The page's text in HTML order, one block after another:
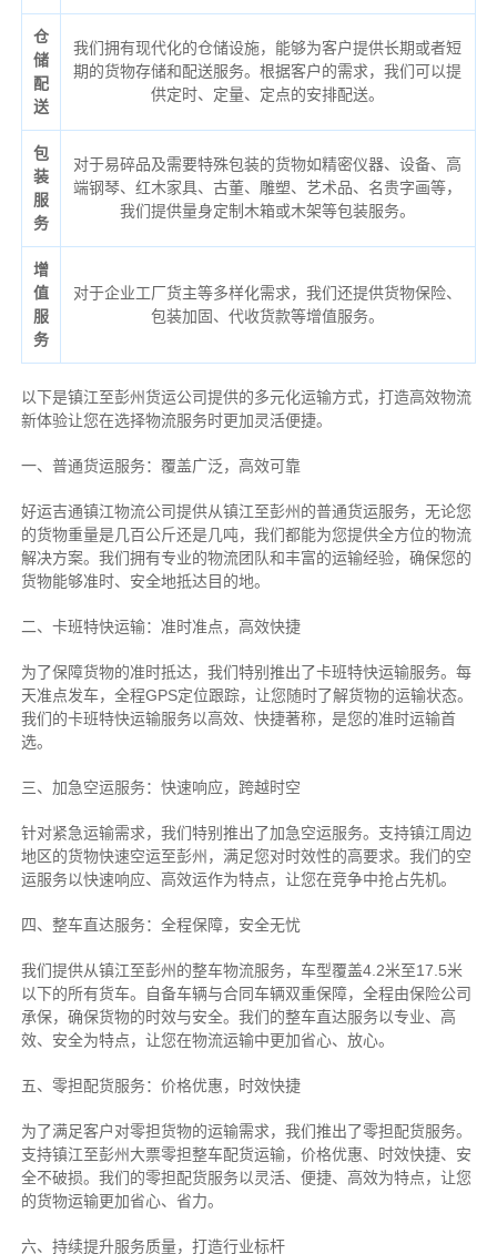
仓
储
配
送
我们拥有现代化的仓储设施，能够为客户提供长期或者短
期的货物存储和配送服务。根据客户的需求，我们可以提
供定时、定量、定点的安排配送。
包
装
服
务
对于易碎品及需要特殊包装的货物如精密仪器、设备、高
端钢琴、红木家具、古董、雕塑、艺术品、名贵字画等，
我们提供量身定制木箱或木架等包装服务。
增
值
服
务
对于企业工厂货主等多样化需求，我们还提供货物保险、
包装加固、代收货款等增值服务。
以下是镇江至彭州货运公司提供的多元化运输方式，打造高效物流
新体验让您在选择物流服务时更加灵活便捷。
一、普通货运服务：覆盖广泛，高效可靠
好运吉通镇江物流公司提供从镇江至彭州的普通货运服务，无论您
的货物重量是几百公斤还是几吨，我们都能为您提供全方位的物流
解决方案。我们拥有专业的物流团队和丰富的运输经验，确保您的
货物能够准时、安全地抵达目的地。
二、卡班特快运输：准时准点，高效快捷
为了保障货物的准时抵达，我们特别推出了卡班特快运输服务。每
天准点发车，全程GPS定位跟踪，让您随时了解货物的运输状态。
我们的卡班特快运输服务以高效、快捷著称，是您的准时运输首
选。
三、加急空运服务：快速响应，跨越时空
针对紧急运输需求，我们特别推出了加急空运服务。支持镇江周边
地区的货物快速空运至彭州，满足您对时效性的高要求。我们的空
运服务以快速响应、高效运作为特点，让您在竞争中抢占先机。
四、整车直达服务：全程保障，安全无忧
我们提供从镇江至彭州的整车物流服务，车型覆盖4.2米至17.5米
以下的所有货车。自备车辆与合同车辆双重保障，全程由保险公司
承保，确保货物的时效与安全。我们的整车直达服务以专业、高
效、安全为特点，让您在物流运输中更加省心、放心。
五、零担配货服务：价格优惠，时效快捷
为了满足客户对零担货物的运输需求，我们推出了零担配货服务。
支持镇江至彭州大票零担整车配货运输，价格优惠、时效快捷、安
全不破损。我们的零担配货服务以灵活、便捷、高效为特点，让您
的货物运输更加省心、省力。
六、持续提升服务质量，打造行业标杆